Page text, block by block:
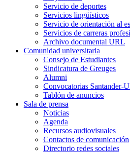
Servicio de deportes
Servicios lingüísticos
Servicio de orientación al
Servicios de carreras
Archivo documental URL
Comunidad universitaria
Consejo de Estudiantes
Sindicatura de Greuges
Alumni
Convocatorias Santander-
Tablón de anuncios
Sala de prensa
Noticias
Agenda
Recursos audiovisuales
Contactos de comunicación
Directorio redes sociales